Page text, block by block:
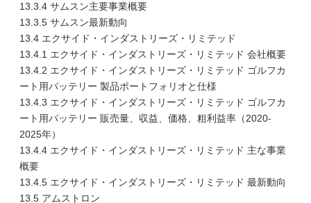
13.3.4 サムスン主要事業概要
13.3.5 サムスン最新動向
13.4 エクサイド・インダストリーズ・リミテッド
13.4.1 エクサイド・インダストリーズ・リミテッド 会社概要
13.4.2 エクサイド・インダストリーズ・リミテッド ゴルフカ
ート用バッテリー 製品ポートフォリオと仕様
13.4.3 エクサイド・インダストリーズ・リミテッド ゴルフカ
ート用バッテリー 販売量、収益、価格、粗利益率（2020-
2025年）
13.4.4 エクサイド・インダストリーズ・リミテッド 主な事業
概要
13.4.5 エクサイド・インダストリーズ・リミテッド 最新動向
13.5 アムストロン